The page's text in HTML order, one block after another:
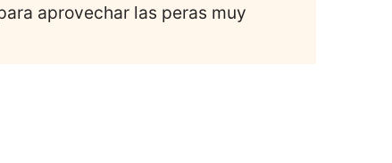
aprovechar las peras muy